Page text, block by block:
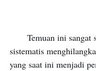
Temuan ini sangat
sistematis
yang saat ini menjadi